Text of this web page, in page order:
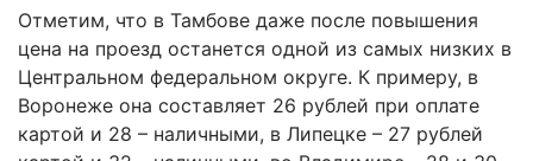
Отметим, что в Тамбове даже после повышения
цена на проезд останется одной из самых низких в
Центральном федеральном округе. К примеру, в
Воронеже она составляет 26 рублей при оплате
картой и 28 – наличными, в Липецке – 27 рублей